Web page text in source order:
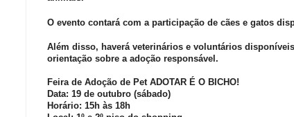
O evento contará com a participação de cães e gatos
Além disso, haverá veterinários e voluntários
orientação sobre a adoção responsável.
Feira de Adoção de Pet ADOTAR É O BICHO!
Data: 19 de outubro (sábado)
Horário: 15h às 18h